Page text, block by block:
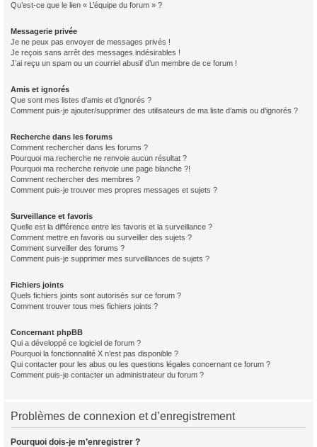
Qu’est-ce que le lien « L’équipe du forum » ?
Messagerie privée
Je ne peux pas envoyer de messages privés !
Je reçois sans arrêt des messages indésirables !
J’ai reçu un spam ou un courriel abusif d’un membre de ce forum !
Amis et ignorés
Que sont mes listes d’amis et d’ignorés ?
Comment puis-je ajouter/supprimer des utilisateurs de ma liste d’amis ou d’ignorés ?
Recherche dans les forums
Comment rechercher dans les forums ?
Pourquoi ma recherche ne renvoie aucun résultat ?
Pourquoi ma recherche renvoie une page blanche ?!
Comment rechercher des membres ?
Comment puis-je trouver mes propres messages et sujets ?
Surveillance et favoris
Quelle est la différence entre les favoris et la surveillance ?
Comment mettre en favoris ou surveiller des sujets ?
Comment surveiller des forums ?
Comment puis-je supprimer mes surveillances de sujets ?
Fichiers joints
Quels fichiers joints sont autorisés sur ce forum ?
Comment trouver tous mes fichiers joints ?
Concernant phpBB
Qui a développé ce logiciel de forum ?
Pourquoi la fonctionnalité X n’est pas disponible ?
Qui contacter pour les abus ou les questions légales concernant ce forum ?
Comment puis-je contacter un administrateur du forum ?
Problèmes de connexion et d’enregistrement
Pourquoi dois-je m’enregistrer ?